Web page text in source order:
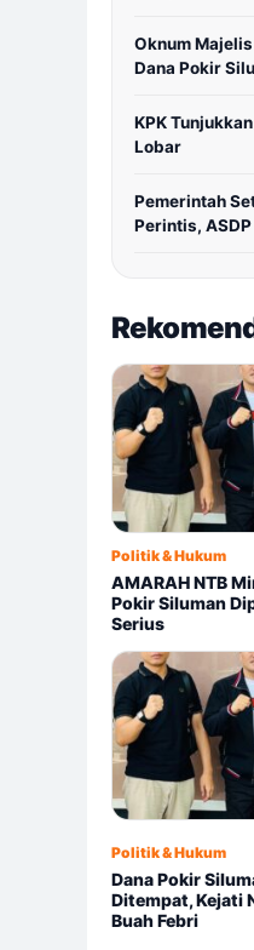
Oknum
Dana Pokir
KPK
Lobar
Pemerintah
Perintis,
Politik & Hukum
AMARAH NTB
Pokir Siluman
Serius
Politik & Hukum
Dana Pokir
Ditempat, Kejati
Buah Febri